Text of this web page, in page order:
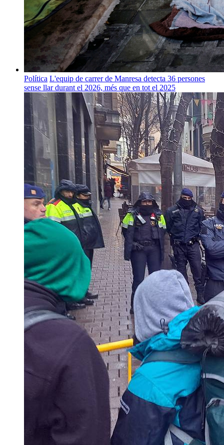
Política L'equip de carrer de Manresa detecta 36 persones
sense llar durant el 2026, més que en tot el 2025